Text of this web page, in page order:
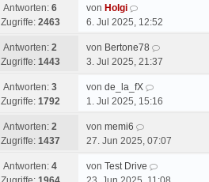
Antworten: 6
Zugriffe: 2463
von Holgi
6. Jul 2025, 12:52
Antworten: 2
Zugriffe: 1443
von Bertone78
3. Jul 2025, 21:37
Antworten: 3
Zugriffe: 1792
von de_la_fX
1. Jul 2025, 15:16
Antworten: 2
Zugriffe: 1437
von memi6
27. Jun 2025, 07:07
Antworten: 4
von Test Drive